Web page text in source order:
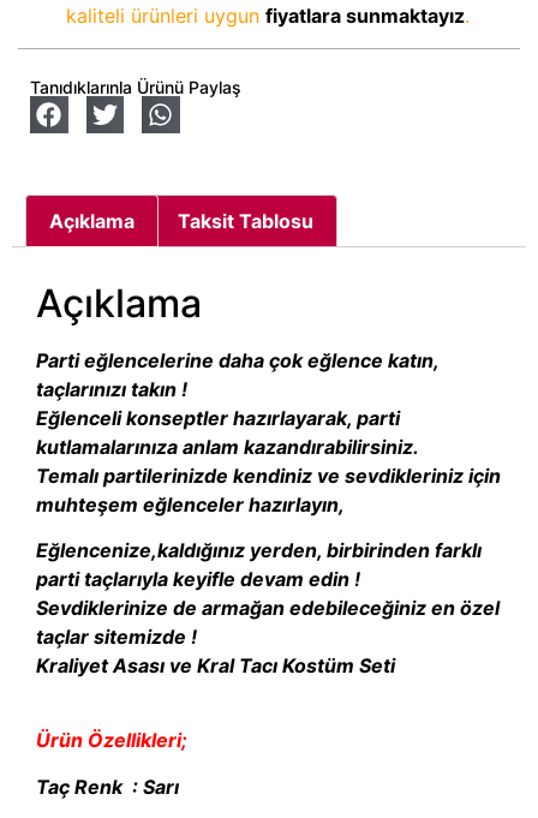
kaliteli ürünleri uygun fiyatlara sunmaktayız.
Tanıdıklarınla Ürünü Paylaş
Açıklama Taksit Tablosu
Açıklama
Parti eğlencelerine daha çok eğlence katın,
taçlarınızı takın !
Eğlenceli konseptler hazırlayarak, parti
kutlamalarınıza anlam kazandırabilirsiniz.
Temalı partilerinizde kendiniz ve sevdikleriniz için
muhteşem eğlenceler hazırlayın,
Eğlencenize,kaldığınız yerden, birbirinden farklı
parti taçlarıyla keyifle devam edin !
Sevdiklerinize de armağan edebileceğiniz en özel
taçlar sitemizde !
Kraliyet Asası ve Kral Tacı Kostüm Seti
Ürün Özellikleri;
Taç Renk : Sarı